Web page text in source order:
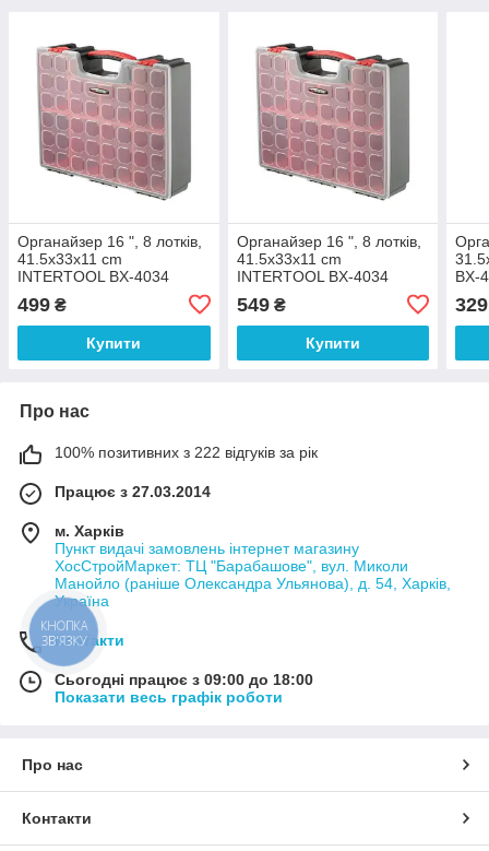
Органайзер 16 ", 8 лотків,
41.5х33х11 cm
INTERTOOL BX-4034
499 ₴
Купити
Органайзер 16 ", 8 лотків,
41.5х33х11 cm
INTERTOOL BX-4034
549₴
Купити
BX-
329
Про нас
100% позитивних з 222 відгуків за рік
Працює з 27.03.2014
м. Харків
Пункт видачі замовлень інтернет магазину
ХосСтройМаркет: ТЦ "Барабашове", вул. Миколи
Манойло (раніше Олександра Ульянова), д. 54, Харків,
Україна
Контакти
Сьогодні працює з 09:00 до 18:00
Показати весь графік роботи
Про нас
Контакти
КНОПКА
ЗВ'ЯЗКУ